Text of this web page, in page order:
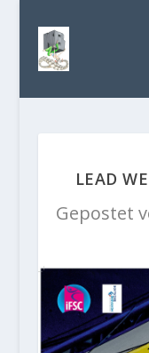
LEAD
Gepostet